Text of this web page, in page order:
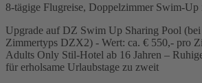
8-tägige Flugreise, Doppelzimmer Swim-
Upgrade auf DZ Swim Up Sharing Pool
Zimmertyps DZX2) - Wert: ca. € 550,- pro
Adults Only Stil-Hotel ab 16 Jahren –
für erholsame Urlaubstage zu zweit